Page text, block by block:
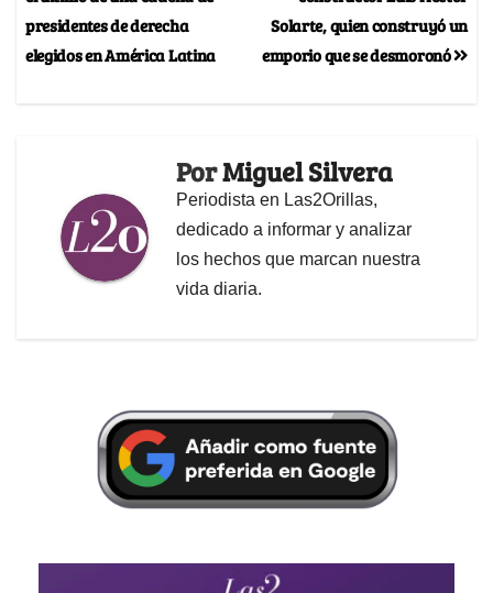
Solarte, quien construyó un
emporio que se desmoronó
presidentes de derecha
elegidos en América Latina
PorMiguel Silvera
Periodista en Las2Orillas,
dedicado a informar y analizar
los hechos que marcan nuestra
vida diaria.